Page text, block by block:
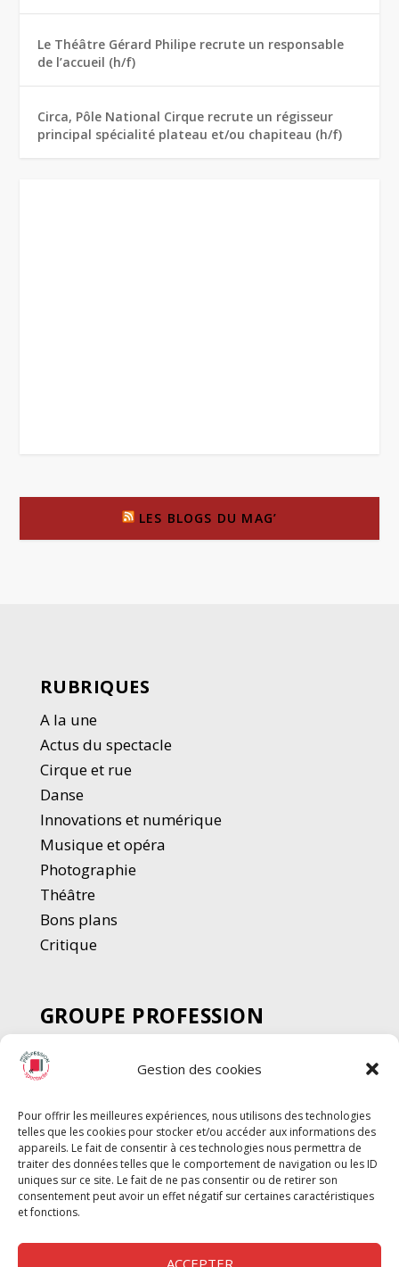
Gestion des cookies
Pour offrir les meilleures expériences, nous utilisons des technologies
telles que les cookies pour stocker et/ou accéder aux informations des
appareils. Le fait de consentir à ces technologies nous permettra de
traiter des données telles que le comportement de navigation ou les ID
uniques sur ce site. Le fait de ne pas consentir ou de retirer son
consentement peut avoir un effet négatif sur certaines caractéristiques
et fonctions.
ACCEPTER
Le Théâtre Gérard Philipe recrute un responsable
de l’accueil (h/f)
Circa, Pôle National Cirque recrute un régisseur
principal spécialité plateau et/ou chapiteau (h/f)
LES BLOGS DU MAG’
RUBRIQUES
A la une
Actus du spectacle
Cirque et rue
Danse
Innovations et numérique
Musique et opéra
Photographie
Théâtre
Bons plans
Critique
GROUPE PROFESSION
SPECTACLE
Chèque Intermittents
Chèque Compta
Chèque Emploi Spectacle
G-Pods
Profession Audio-visuel